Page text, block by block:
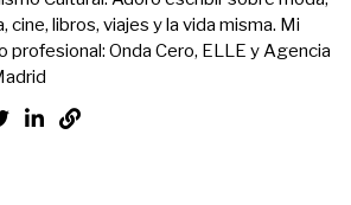
cine, libros, viajes y la vida misma. Mi
profesional: Onda Cero, ELLE y Agencia